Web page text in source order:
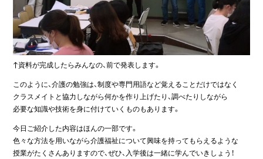
↑資料が完成したらみんなの、前で発表します。
このように、介護の勉強は、制度や専門用語など覚えることだけではなく
クラスメイトと協力しながら何かを作り上げたり、調べたりしながら
必要な知識や技術を身に付けていくものもあります。
今日ご紹介した内容はほんの一部です。
色々な方法を用いながら介護福祉について興味を持ってもらえるような
授業がたくさんありますので、ぜひ、入学後は一緒に学んでいきしょう！